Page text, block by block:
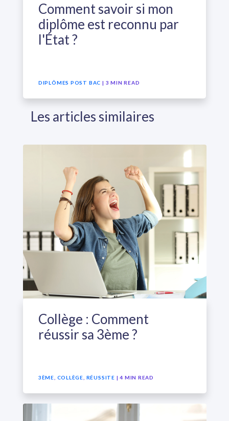
Comment savoir si mon
diplôme est reconnu par
l'État ?
DIPLÔMES POST BAC | 3 MIN READ
Les articles similaires
Collège : Comment
réussir sa 3ème ?
3ÈME COLLÈGE RÉUSSITE | 4 MIN READ